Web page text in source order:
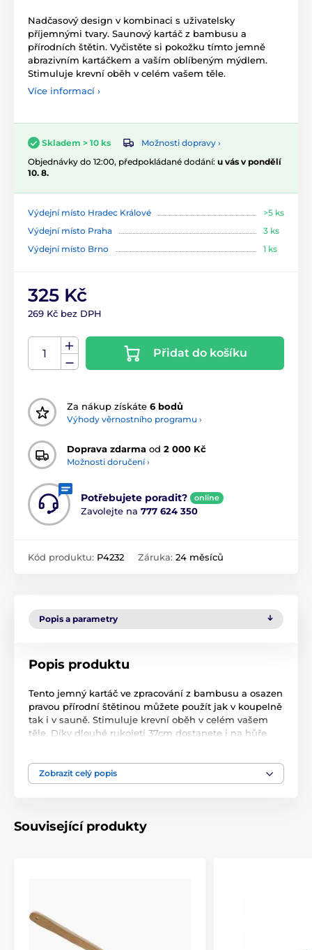
Nadčasový design v kombinaci s uživatelsky
příjemnými tvary. Saunový kartáč z bambusu a
přírodních štětin. Vyčistěte si pokožku tímto jemně
abrazivním kartáčkem a vaším oblíbeným mýdlem.
Stimuluje krevní oběh v celém vašem těle.
Více informací ›
Skladem > 10 ks
Možnosti dopravy ›
Objednávky do 12:00, předpokládané dodání: u vás v pondělí
10. 8.
Výdejní místo Hradec Králové
>5 ks
Výdejní místo Praha
3 ks
Výdejní místo Brno
1 ks
325 Kč
269 Kč bez DPH
Přidat do košíku
Za nákup získáte 6 bodů
Výhody věrnostního programu ›
Doprava zdarma od 2 000 Kč
Možnosti doručení ›
Potřebujete poradit? online
Zavolejte na 777 624 350
Kód produktu: P4232 Záruka: 24 měsíců
Popis a parametry
Popis produktu
Tento jemný kartáč ve zpracování z bambusu a osazen
pravou přírodní štětinou můžete použít jak v koupelně
tak i v sauně. Stimuluje krevní oběh v celém vašem
těle. Díky dlouhé rukojeti 37cm dostanete i na hůře
Délka rukojetě 37cm
polyuretanový lak
Zobrazit celý popis
Související produkty